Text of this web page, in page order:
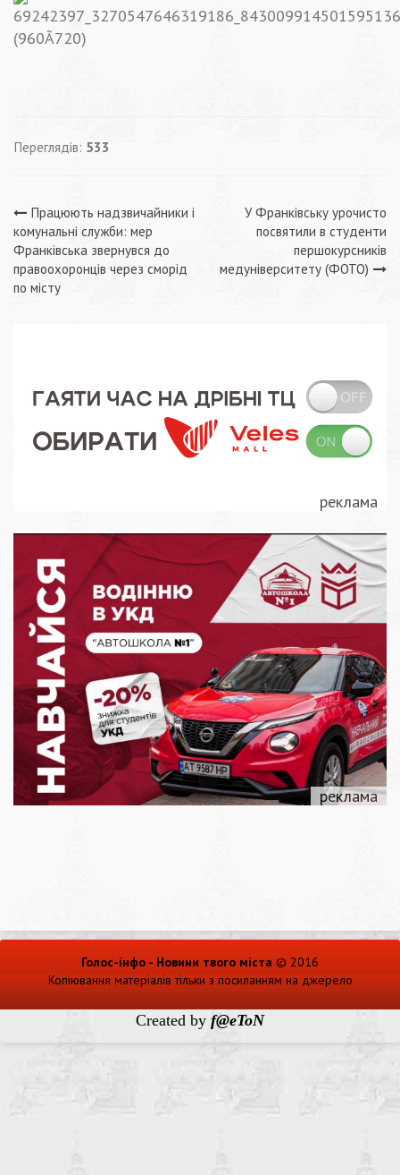
Переглядів: 533
Навігація
записів
Працюють надзвичайники і
комунальні служби: мер
Франківська звернувся до
правоохоронців через сморід
по місту
У Франківську урочисто
посвятили в студенти
першокурсників
медуніверситету (ФОТО)
Голос-інфо - Новини твого міста © 2016
Копіювання матеріалів тільки з посиланням на джерело
Created by f@eToN